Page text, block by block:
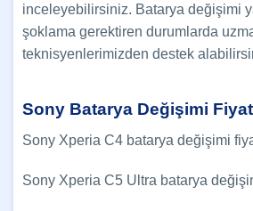
inceleyebilirsiniz. Batarya değişimi
şoklama gerektiren durumlarda
teknisyenlerimizden destek
Sony Batarya Değişimi
Sony Xperia C4 batarya değişimi
Sony Xperia C5 Ultra batarya